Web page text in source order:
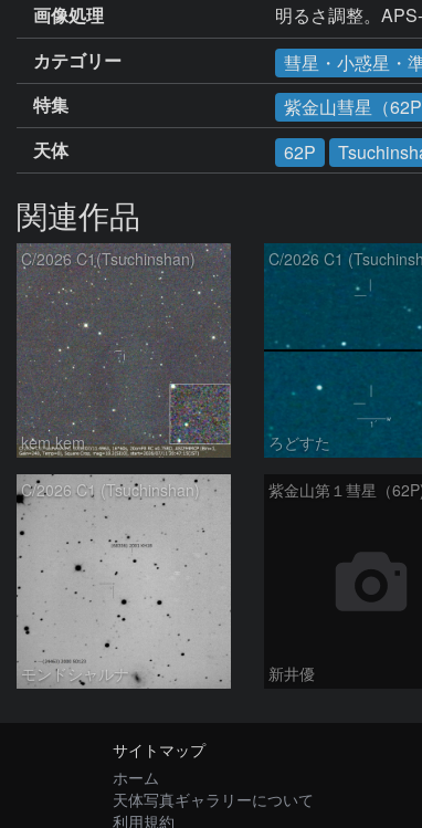
画像処理
明るさ調整。
カテゴリー
彗星・小惑星・
特集
紫金山彗星（62P
天体
62P
関連作品
C/2026 C1(Tsuchinshan)
kem.kem ろどすた
C/2026 C1 (Tsuchinshan)
モンドシャルナ 新井優
サイトマップ
ホーム
天体写真ギャラリーについて
利用規約